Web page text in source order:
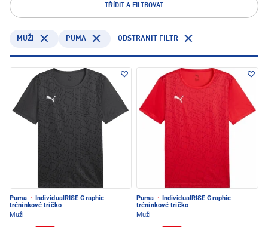
TŘÍDIT A FILTROVAT
MUŽI PUMA ODSTRANIT FILTR
Puma · IndividualRISE Graphic
tréninkové tričko
Muži
Puma · IndividualRISE Graphic
tréninkové tričko
Muži